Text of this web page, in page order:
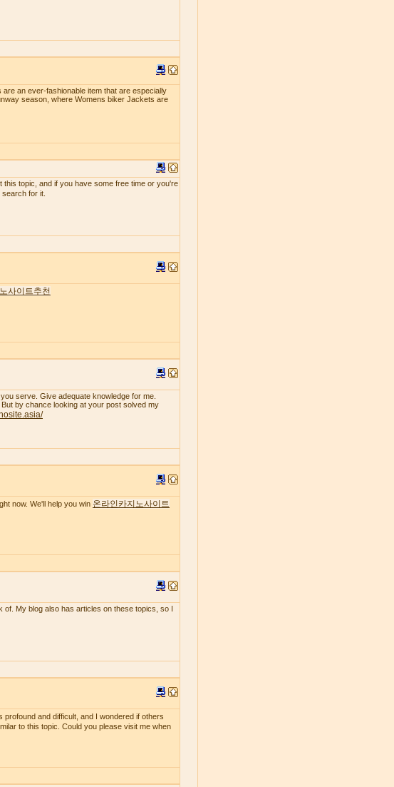
an ever-fashionable item that are especially
season, where Womens biker Jackets are
topic, and if you have some free time or you're
search for it.
사이트추천
serve. Give adequate knowledge for me.
by chance looking at your post solved my
now. We'll help you win 온라인카지노사이트
of. My blog also has articles on these topics, so I
profound and difficult, and I wondered if others
to this topic. Could you please visit me when